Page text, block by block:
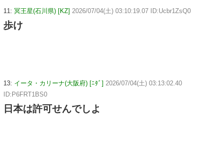
11: 冥王星(石川県) [KZ] 2026/07/04(土) 03:10:19.07 ID:Ucbr1ZsQ0
歩け
13: イータ・カリーナ(大阪府) [ﾆﾀﾞ] 2026/07/04(土) 03:13:02.40
ID:P6FRT1BS0
日本は許可せんでしよ